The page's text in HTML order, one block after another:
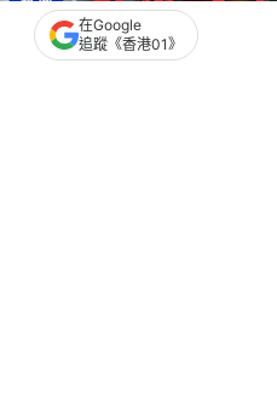
在Google
追蹤《香港01》